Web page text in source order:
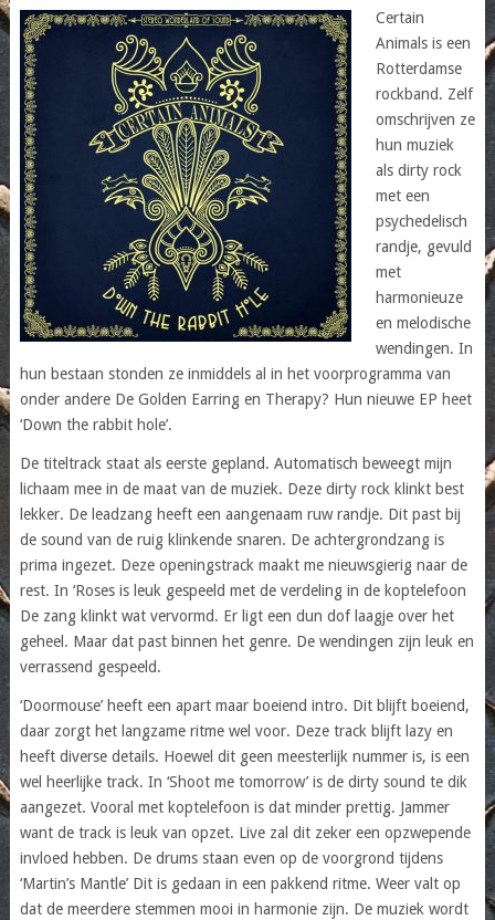
Certain
Animals is een
Rotterdamse
rockband. Zelf
omschrijven ze
hun muziek
als dirty rock
met een
psychedelisch
randje, gevuld
met
harmonieuze
en melodische
wendingen. In
hun bestaan stonden ze inmiddels al in het voorprogramma van
onder andere De Golden Earring en Therapy? Hun nieuwe EP heet
‘Down the rabbit hole’.
De titeltrack staat als eerste gepland. Automatisch beweegt mijn
lichaam mee in de maat van de muziek. Deze dirty rock klinkt best
lekker. De leadzang heeft een aangenaam ruw randje. Dit past bij
de sound van de ruig klinkende snaren. De achtergrondzang is
prima ingezet. Deze openingstrack maakt me nieuwsgierig naar de
rest. In ‘Roses is leuk gespeeld met de verdeling in de koptelefoon
De zang klinkt wat vervormd. Er ligt een dun dof laagje over het
geheel. Maar dat past binnen het genre. De wendingen zijn leuk en
verrassend gespeeld.
‘Doormouse’ heeft een apart maar boeiend intro. Dit blijft boeiend,
daar zorgt het langzame ritme wel voor. Deze track blijft lazy en
heeft diverse details. Hoewel dit geen meesterlijk nummer is, is een
wel heerlijke track. In ‘Shoot me tomorrow’ is de dirty sound te dik
aangezet. Vooral met koptelefoon is dat minder prettig. Jammer
want de track is leuk van opzet. Live zal dit zeker een opzwepende
invloed hebben. De drums staan even op de voorgrond tijdens
‘Martin’s Mantle’ Dit is gedaan in een pakkend ritme. Weer valt op
dat de meerdere stemmen mooi in harmonie zijn. De muziek wordt